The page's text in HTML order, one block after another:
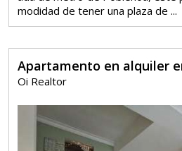
modidad de tener una plaza de ...
Apartamento en alquiler
Oi Realtor